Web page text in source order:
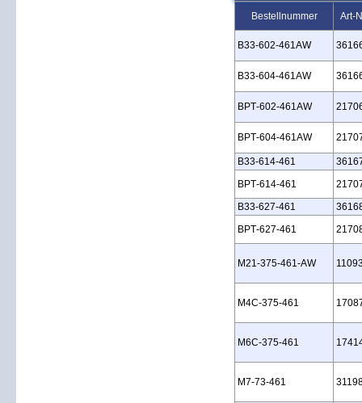
Bestellnummer Art-
B33‑602‑461AW
B33‑604‑461AW
BPT‑602‑461AW
BPT‑604‑461AW
B33‑614‑461
BPT‑614‑461
B33‑627‑461
BPT‑627‑461
M21‑375‑461‑AW
M4C‑375‑461
M6C‑375‑461
M7‑73‑461